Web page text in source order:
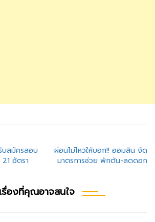
บสมัครสอบ
อัตรา
ผ่อนไม่ไหวให้บอก!! ออมสิน งัด
มาตรการช่วย พักต้น-ลดดอก
เรื่องที่คุณอาจสนใจ